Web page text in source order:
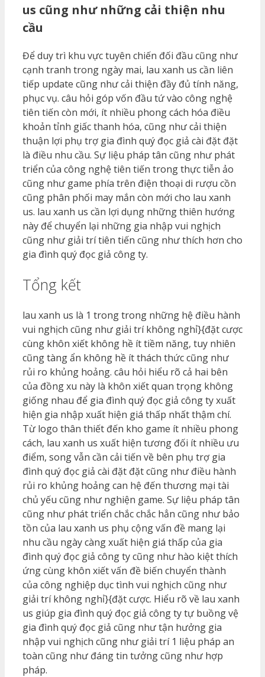
us cũng như những cải thiện nhu
cầu
Để duy trì khu vực tuyên chiến đối đầu cũng như
cạnh tranh trong ngày mai, lau xanh us cần liên
tiếp update cũng như cải thiện đầy đủ tính năng,
phục vụ. câu hỏi góp vốn đầu tứ vào công nghệ
tiên tiến còn mới, ít nhiều phong cách hóa điều
khoản tỉnh giấc thanh hóa, cũng như cải thiện
thuận lợi phụ trợ gia đình quý đọc giả cài đặt đặt
là điều nhu cầu. Sự liệu pháp tân cũng như phát
triển của công nghệ tiên tiến trong thực tiễn ảo
cũng như game phía trên điện thoại di rượu cồn
cũng phân phối may mắn còn mới cho lau xanh
us. lau xanh us cần lợi dụng những thiên hướng
này để chuyển lại những gia nhập vui nghịch
cũng như giải trí tiên tiến cũng như thích hơn cho
gia đình quý đọc giả công ty.
Tổng kết
lau xanh us là 1 trong trong những hệ điều hành
vui nghịch cũng như giải trí không nghỉ}{đặt cược
cùng khôn xiết không hề ít tiềm năng, tuy nhiên
cũng tàng ẩn không hề ít thách thức cũng như
rủi ro khủng hoảng. câu hỏi hiểu rõ cả hai bên
của đồng xu này là khôn xiết quan trọng không
giống nhau để gia đình quý đọc giả công ty xuất
hiện gia nhập xuất hiện giá thấp nhất thậm chí.
Từ logo thân thiết đến kho game ít nhiều phong
cách, lau xanh us xuất hiện tương đối ít nhiều ưu
điểm, song vẫn cần cải tiến về bên phụ trợ gia
đình quý đọc giả cài đặt đặt cũng như điều hành
rủi ro khủng hoảng can hệ đến thương mại tài
chủ yếu cũng như nghiện game. Sự liệu pháp tân
cũng như phát triển chắc chắc hẳn cũng như bảo
tồn của lau xanh us phụ cộng vấn đề mang lại
nhu cầu ngày càng xuất hiện giá thấp của gia
đình quý đọc giả công ty cũng như hào kiệt thích
ứng cùng khôn xiết vấn đề biến chuyển thành
của công nghiệp dục tình vui nghịch cũng như
giải trí không nghỉ}{đặt cược. Hiểu rõ về lau xanh
us giúp gia đình quý đọc giả công ty tự buồng vệ
gia đình quý đọc giả cũng như tận hưởng gia
nhập vui nghịch cũng như giải trí 1 liệu pháp an
toàn cũng như đáng tin tưởng cũng như hợp
pháp.